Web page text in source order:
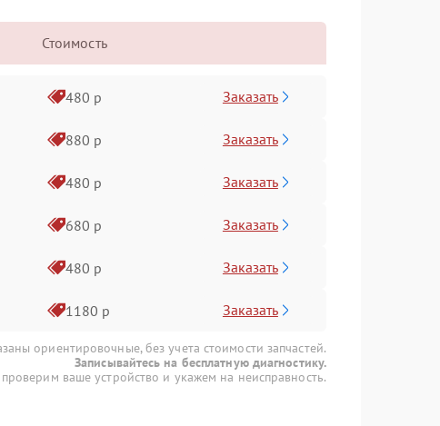
Стоимость
480 р Заказать
880 р Заказать
480 р Заказать
680 р Заказать
480 р Заказать
1180 р Заказать
ориентировочные, без учета стоимости запчастей.
Записывайтесь на бесплатную диагностику.
ваше устройство и укажем на неисправность.